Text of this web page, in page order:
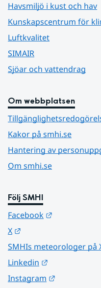
Havsmiljö i kust och hav
Kunskapscentrum för
Luftkvalitet
SIMAIR
Sjöar och vattendrag
Om webbplatsen
Kakor på smhi.se
Hantering av
Om smhi.se
Följ SMHI
Facebook
X
SMHIs meteorologer på
Linkedin
Instagram